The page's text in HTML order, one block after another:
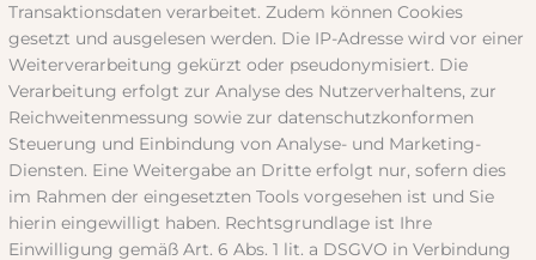
Transaktionsdaten verarbeitet. Zudem können Cookies
gesetzt und ausgelesen werden. Die IP-Adresse wird vor einer
Weiterverarbeitung gekürzt oder pseudonymisiert. Die
Verarbeitung erfolgt zur Analyse des Nutzerverhaltens, zur
Reichweitenmessung sowie zur datenschutzkonformen
Steuerung und Einbindung von Analyse- und Marketing-
Diensten. Eine Weitergabe an Dritte erfolgt nur, sofern dies
im Rahmen der eingesetzten Tools vorgesehen ist und Sie
hierin eingewilligt haben. Rechtsgrundlage ist Ihre
Einwilligung gemäß Art. 6 Abs. 1 lit. a DSGVO in Verbindung